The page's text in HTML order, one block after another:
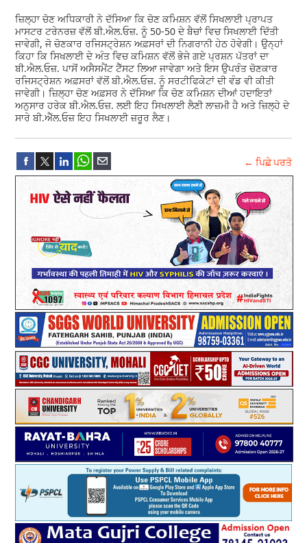
ਜ਼ਿਲ੍ਹਾ ਚੋਣ ਅਧਿਕਾਰੀ ਨੇ ਦੱਸਿਆ ਕਿ ਚੋਣ ਕਮਿਸ਼ਨ ਵੱਲੋਂ ਸਿਖਲਾਈ ਪ੍ਰਾਪਤ
ਮਾਸਟਰ ਟਰੇਨਰਜ਼ ਵੱਲੋਂ ਬੀ.ਐਲ.ਓਜ਼. ਨੂੰ 50-50 ਦੇ ਬੈਚਾਂ ਵਿਚ ਸਿਖਲਾਈ ਦਿੱਤੀ
ਜਾਵੇਗੀ, ਜੋ ਚੋਣਕਾਰ ਰਜਿਸਟ੍ਰੇਸ਼ਨ ਅਫ਼ਸਰਾਂ ਦੀ ਨਿਗਰਾਨੀ ਹੇਠ ਹੋਵੇਗੀ। ਉਨ੍ਹਾਂ
ਕਿਹਾ ਕਿ ਸਿਖਲਾਈ ਦੇ ਅੰਤ ਵਿਚ ਕਮਿਸ਼ਨ ਵੱਲੋਂ ਭੇਜੇ ਗਏ ਪ੍ਰਸ਼ਨ ਪੱਤਰਾਂ ਦਾ
ਬੀ.ਐਲ.ਓਜ਼. ਪਾਸੋਂ ਅਸੈਸਮੈਂਟ ਟੈੱਸਟ ਲਿਆ ਜਾਵੇਗਾ ਅਤੇ ਇਸ ਉਪਰੰਤ ਚੋਣਕਾਰ
ਰਜਿਸਟ੍ਰੇਸ਼ਨ ਅਫ਼ਸਰਾਂ ਵੱਲੋਂ ਬੀ.ਐਲ.ਓਜ਼. ਨੂੰ ਸਰਟੀਫਿਕੇਟਾਂ ਦੀ ਵੰਡ ਵੀ ਕੀਤੀ
ਜਾਵੇਗੀ। ਜ਼ਿਲ੍ਹਾ ਚੋਣ ਅਫ਼ਸਰ ਨੇ ਦੱਸਿਆ ਕਿ ਚੋਣ ਕਮਿਸ਼ਨ ਦੀਆਂ ਹਦਾਇਤਾਂ
ਅਨੁਸਾਰ ਹਰੇਕ ਬੀ.ਐਲ.ਓਜ਼. ਲਈ ਇਹ ਸਿਖਲਾਈ ਲੈਣੀ ਲਾਜ਼ਮੀ ਹੈ ਅਤੇ ਜ਼ਿਲ੍ਹੇ ਦੇ
ਸਾਰੇ ਬੀ.ਐੱਲ.ਓਜ਼ ਇਹ ਸਿਖਲਾਈ ਜ਼ਰੂਰ ਲੈਣ।
← ਪਿਛੇ ਪਰਤੋ